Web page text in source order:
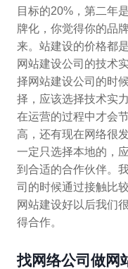
目标的20%，第二年
牌化，你觉得你的品
来。站建设的价格都
网站建设公司的技术
择网站建设公司的时
择，应该选择技术实
在运营的过程中才会
高，还有现在网络很
一定只选择本地的，
到合适的合作伙伴。
司的时候通过接触比
网站建设好以后我们
得合作。
找网络公司做网